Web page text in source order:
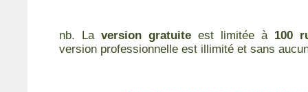
nb. La version gratuite est limitée à 100
version professionnelle est illimité et sans